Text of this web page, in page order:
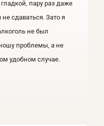
пару раз даже
не сдаваться. Зато я
не был
проблемы, а не
удобном случае.